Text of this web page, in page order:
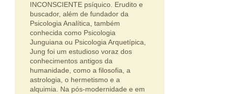
INCONSCIENTE psíquico. Erudito e
buscador, além de fundador da
Psicologia Analítica, também
conhecida como Psicologia
Junguiana ou Psicologia Arquetípica,
Jung foi um estudioso voraz dos
conhecimentos antigos da
humanidade, como a filosofia, a
astrologia, o hermetismo e a
alquimia. Na pós-modernidade e em